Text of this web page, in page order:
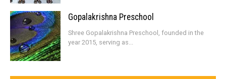
Gopalakrishna Preschool
Shree Gopalakrishna Preschool, founded in the
year 2015, serving as...